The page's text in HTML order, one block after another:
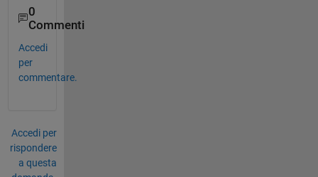
0
Commenti
Accedi
per
commentare.
Accedi per
rispondere
a questa